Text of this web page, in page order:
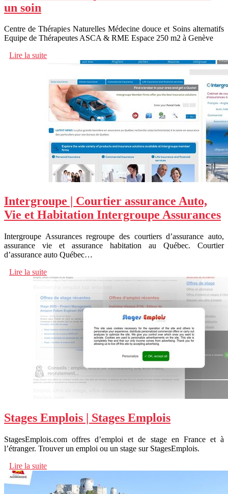
un soin
Centre de Thérapies Naturelles Médecine douce et Soins alternatifs
Equipe de Thérapeutes ASCA & RME Espace 250 m2 à Genève
Lire la suite
Intergroupe | Courtier assurance Auto,
Vie et Habitation Intergroupe Assurances
Intergroupe Assurances regroupe des courtiers d’assurance auto,
assurance vie et assurance habitation au Québec. Courtier
d’assurance auto Québec…
Lire la suite
Stages Emplois | Stages Emplois
StagesEmplois.com offres d’emploi et de stage en France et à
l’étranger. Trouver un emploi ou un stage sur StagesEmplois.
Lire la suite